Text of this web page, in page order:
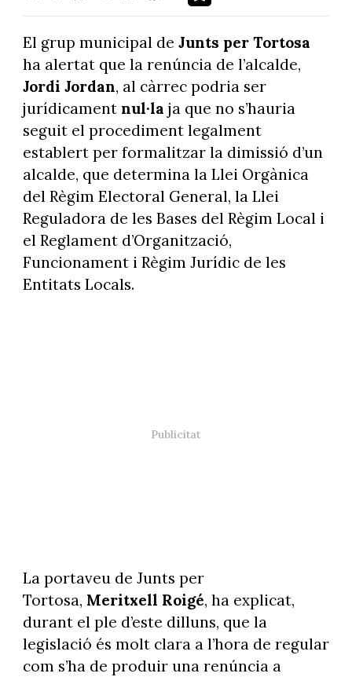
El grup municipal de Junts per Tortosa
ha alertat que la renúncia de l’alcalde,
Jordi Jordan, al càrrec podria ser
jurídicamentnul·la ja que no s’hauria
seguit el procediment legalment
establert per formalitzar la dimissió d’un
alcalde, que determina la Llei Orgànica
del Règim Electoral General, la Llei
Reguladora de les Bases del Règim Local i
el Reglament d’Organització,
Funcionament i Règim Jurídic de les
Entitats Locals.
La portaveu de Junts per
Tortosa, Meritxell Roigé, ha explicat,
durant el ple d’este dilluns, que la
legislació és molt clara a l’hora de regular
com s’ha de produir una renúncia a